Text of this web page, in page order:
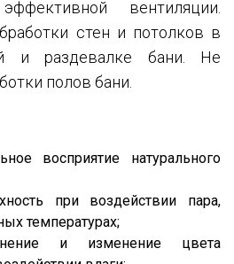
вентиляции.
стен и потолков в
и раздевалке бани. Не
полов бани.
восприятие натурального
при воздействии пара,
температурах;
и изменение цвета